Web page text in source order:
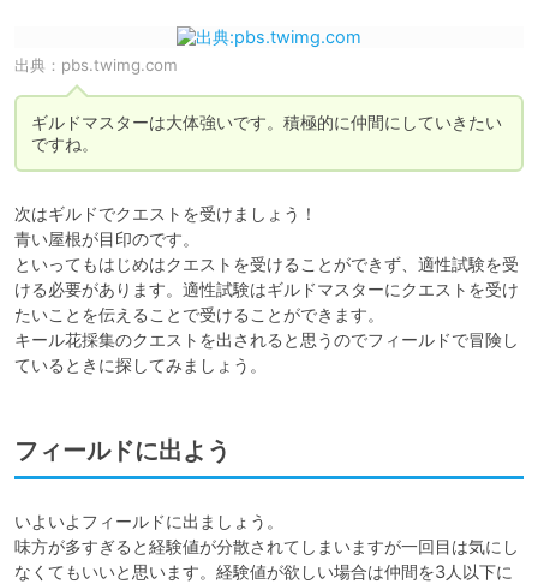
出典： pbs.twimg.com
ギルドマスターは大体強いです。積極的に仲間にしていきたい
ですね。
次はギルドでクエストを受けましょう！
青い屋根が目印のです。
といってもはじめはクエストを受けることができず、適性試験を受
ける必要があります。適性試験はギルドマスターにクエストを受け
たいことを伝えることで受けることができます。
キール花採集のクエストを出されると思うのでフィールドで冒険し
ているときに探してみましょう。
フィールドに出よう
いよいよフィールドに出ましょう。
味方が多すぎると経験値が分散されてしまいますが一回目は気にし
なくてもいいと思います。経験値が欲しい場合は仲間を3人以下に